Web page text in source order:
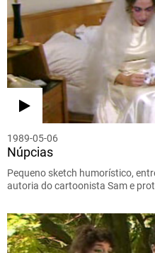
1989-05-06
Núpcias
Pequeno sketch humorístico,
autoria do cartoonista Sam e